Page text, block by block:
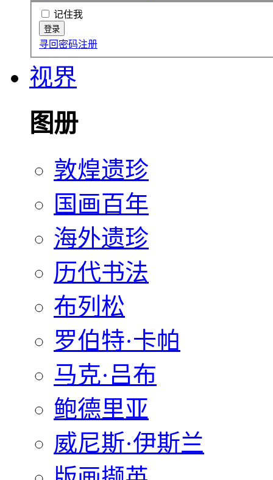
记住我
寻回密码注册
视界
图册
敦煌遗珍
国画百年
海外遗珍
历代书法
布列松
罗伯特·卡帕
马克·吕布
鲍德里亚
威尼斯·伊斯兰